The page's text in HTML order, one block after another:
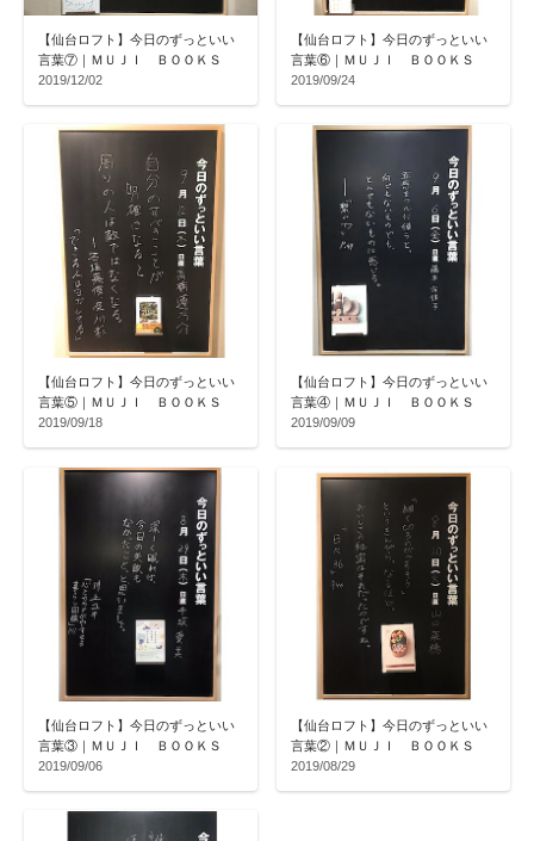
【仙台ロフト】今日のずっといい
言葉⑦｜ＭＵＪＩ ＢＯＯＫＳ
2019/12/02
【仙台ロフト】今日のずっといい
言葉⑥｜ＭＵＪＩ ＢＯＯＫＳ
2019/09/24
【仙台ロフト】今日のずっといい
言葉⑤｜ＭＵＪＩ ＢＯＯＫＳ
2019/09/18
【仙台ロフト】今日のずっといい
言葉④｜ＭＵＪＩ ＢＯＯＫＳ
2019/09/09
【仙台ロフト】今日のずっといい
言葉③｜ＭＵＪＩ ＢＯＯＫＳ
2019/09/06
【仙台ロフト】今日のずっといい
言葉②｜ＭＵＪＩ ＢＯＯＫＳ
2019/08/29